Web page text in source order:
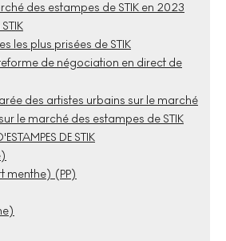
des estampes de STIK en 2023
les plus prisées de STIK
de négociation en direct de
des artistes urbains sur le marché
le marché des estampes de STIK
DE STIK
menthe) (PP)